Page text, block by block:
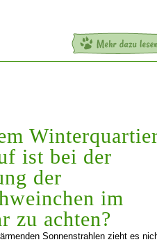
ist bei der
der
im
zu achten?
Sonnenstrahlen zieht es